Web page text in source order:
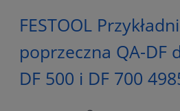
FESTOOL
poprzeczna QA-DF
DF 500 i DF 700